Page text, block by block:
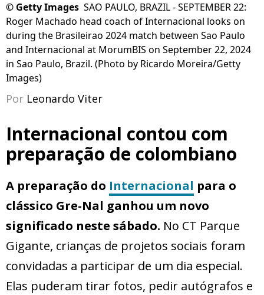
© Getty Images SAO PAULO, BRAZIL - SEPTEMBER 22:
Roger Machado head coach of Internacional looks on
during the Brasileirao 2024 match between Sao Paulo
and Internacional at MorumBIS on September 22, 2024
in Sao Paulo, Brazil. (Photo by Ricardo Moreira/Getty
Images)
Por Leonardo Viter
Internacional contou com
preparação de colombiano
A preparação do Internacional para o
clássico Gre-Nal ganhou um novo
significado neste sábado. No CT Parque
Gigante, crianças de projetos sociais foram
convidadas a participar de um dia especial.
Elas puderam tirar fotos, pedir autógrafos e